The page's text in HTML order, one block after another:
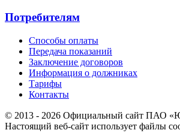
Потребителям
Способы оплаты
Передача показаний
Заключение договоров
Информация о должниках
Тарифы
Контакты
© 2013 - 2026 Официальный сайт ПАО
Настоящий веб-сайт использует файлы